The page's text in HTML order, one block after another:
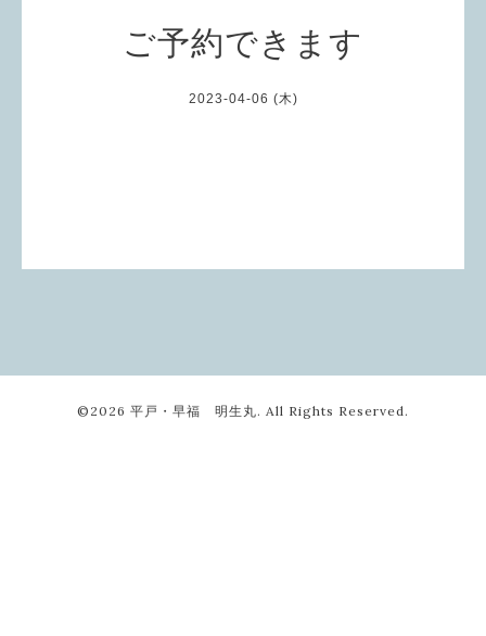
ご予約できます
2023-04-06 (木)
©2026 平戸・早福 明生丸. All Rights Reserved.